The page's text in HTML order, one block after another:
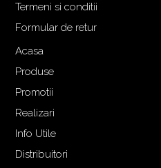
Termeni si conditii
Formular de retur
Acasa
Produse
Promotii
Realizari
Info Utile
Distribuitori